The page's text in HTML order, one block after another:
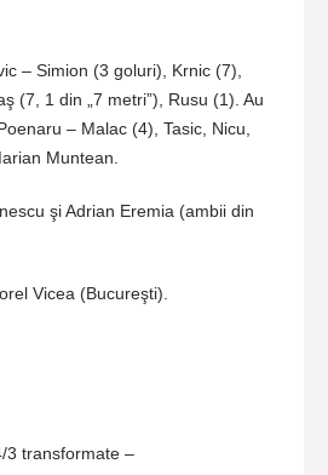
– Simion (3 goluri), Krnic (7),
(7, 1 din „7 metri”), Rusu (1). Au
– Malac (4), Tasic, Nicu,
Muntean.
şi Adrian Eremia (ambii din
Vicea (Bucureşti).
3 transformate –